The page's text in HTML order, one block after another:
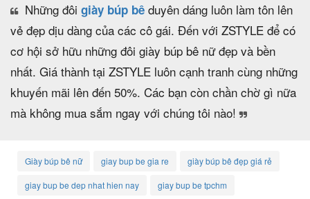
Những đôi giày búp bê duyên dáng luôn làm tôn lên
vẻ đẹp dịu dàng của các cô gái. Đến với ZSTYLE để có
cơ hội sở hữu những đôi giày búp bê nữ đẹp và bền
nhất. Giá thành tại ZSTYLE luôn cạnh tranh cùng những
khuyến mãi lên đến 50%. Các bạn còn chần chờ gì nữa
mà không mua sắm ngay với chúng tôi nào!
Giày búp bê nữ giay bup be gia re giày búp bê đẹp giá rẻ
giay bup be dep nhat hien nay giay bup be tpchm